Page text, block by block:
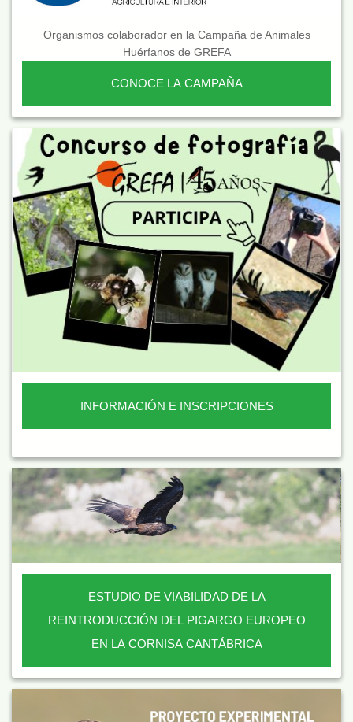
Organismos colaborador en la Campaña de Animales
Huérfanos de GREFA
CONOCE LA CAMPAÑA
INFORMACIÓN E INSCRIPCIONES
ESTUDIO DE VIABILIDAD DE LA
REINTRODUCCIÓN DEL PIGARGO EUROPEO
EN LA CORNISA CANTÁBRICA